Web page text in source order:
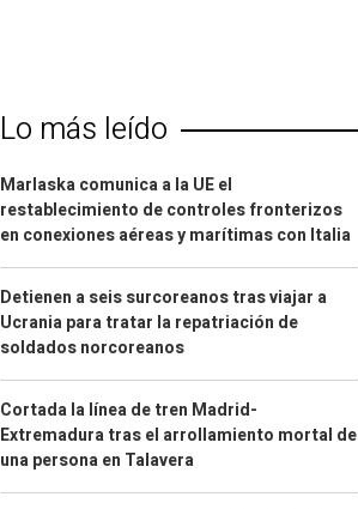
Lo más leído
Marlaska comunica a la UE el
restablecimiento de controles fronterizos
en conexiones aéreas y marítimas con Italia
Detienen a seis surcoreanos tras viajar a
Ucrania para tratar la repatriación de
soldados norcoreanos
Cortada la línea de tren Madrid-
Extremadura tras el arrollamiento mortal de
una persona en Talavera